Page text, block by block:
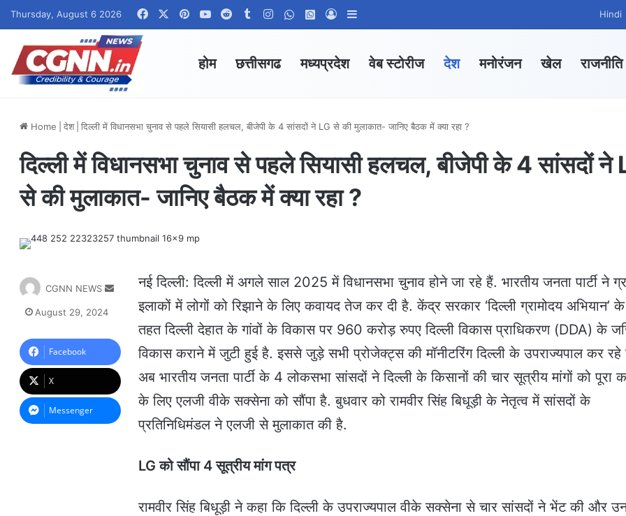
Thursday, August 6 2026 FacebookPinterestYouTubeRedditTumblrInstagramWhatsApp Channel
WhatsApp Group
Log In Hindi
होम छत्तीसगढ मध्यप्रदेश वेब स्टोरीज देश मनोरंजन खेल राजनीति
Home देश दिल्ली में व‍िधानसभा चुनाव से पहले सियासी हलचल, बीजेपी के 4 सांसदों ने LG से की मुलाकात- जानिए बैठक में क्या रहा ?
दिल्ली में व‍िधानसभा चुनाव से पहले सियासी हलचल, बीजेपी के 4 सांसदों ने
से की मुलाकात- जानिए बैठक में क्या रहा ?
नई द‍िल्‍ली: द‍िल्‍ली में अगले साल 2025 में व‍िधानसभा चुनाव होने जा रहे हैं. भारतीय जनता पार्टी ने
इलाकों में लोगों को र‍िझाने के ल‍िए कवायद तेज कर दी है. केंद्र सरकार ‘दिल्ली ग्रामोदय ​अभियान’ के
तहत द‍िल्‍ली देहात के गांवों के व‍िकास पर 960 करोड़ रुपए द‍िल्‍ली व‍िकास प्राध‍िकरण (DDA) के
व‍िकास कराने में जुटी हुई है. इससे जुड़े सभी प्रोजेक्‍ट्स की मॉनीटर‍िंग द‍िल्‍ली के उपराज्‍यपाल कर रहे
अब भारतीय जनता पार्टी के 4 लोकसभा सांसदों ने द‍िल्‍ली के क‍िसानों की चार सूत्रीय मांगों को पूरा
के ल‍िए एलजी वीके सक्‍सेना को सौंपा है. बुधवार को रामवीर स‍िंह ब‍िधूड़ी के नेतृत्‍व में सांसदों के
प्रत‍िन‍िध‍िमंडल ने एलजी से मुलाकात की है.
LG को सौंपा 4 सूत्रीय मांग पत्र
रामवीर स‍िंह ब‍िधूड़ी ने कहा क‍ि द‍िल्ली के उपराज्यपाल वीके सक्सेना से चार सांसदों ने भेंट की और
CGNN NEWS
a
n
e
m
a
i
August 29, 2024
Facebook
X
Messenger